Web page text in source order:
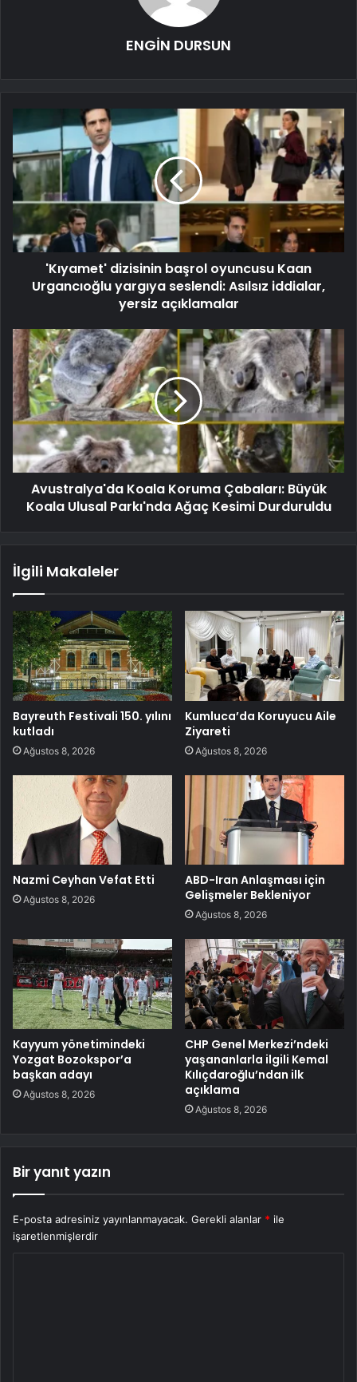
ENGİN DURSUN
'Kıyamet' dizisinin başrol oyuncusu Kaan
Urgancıoğlu yargıya seslendi: Asılsız iddialar,
yersiz açıklamalar
Avustralya'da Koala Koruma Çabaları: Büyük
Koala Ulusal Parkı'nda Ağaç Kesimi Durduruldu
İlgili Makaleler
Bayreuth Festivali 150. yılını
kutladı
Ağustos 8, 2026
Kumluca’da Koruyucu Aile
Ziyareti
Ağustos 8, 2026
Nazmi Ceyhan Vefat Etti
Ağustos 8, 2026
ABD-Iran Anlaşması için
Gelişmeler Bekleniyor
Ağustos 8, 2026
Kayyum yönetimindeki
Yozgat Bozokspor’a
başkan adayı
Ağustos 8, 2026
CHP Genel Merkezi’ndeki
yaşananlarla ilgili Kemal
Kılıçdaroğlu’ndan ilk
açıklama
Ağustos 8, 2026
Bir yanıt yazın
E-posta adresiniz yayınlanmayacak. Gerekli alanlar * ile
işaretlenmişlerdir